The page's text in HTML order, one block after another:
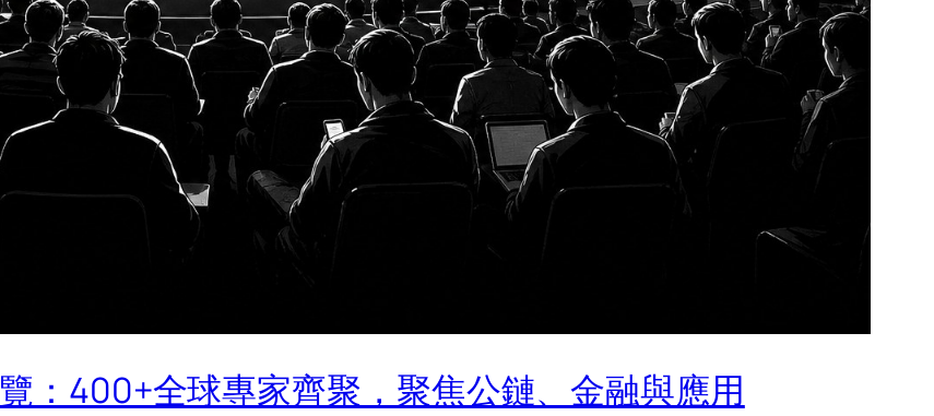
：400+全球專家齊聚，聚焦公鏈、金融與應用